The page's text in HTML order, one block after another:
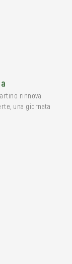
rinnova
una giornata